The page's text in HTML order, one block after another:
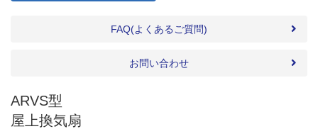
FAQ(よくあるご質問)
お問い合わせ
ARVS型
屋上換気扇